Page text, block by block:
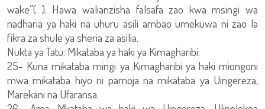
wake”( ). Hawa walianzisha falsafa zao kwa msingi wa
nadharia ya haki na uhuru asili ambao umekuwa ni zao la
fikra za shule ya sheria za asilia.
Nukta ya Tatu: Mikataba ya haki ya Kimagharibi:
25- Kuna mikataba mingi ya Kimagharibi ya haki miongoni
mwa mikataba hiyo ni pamoja na mikataba ya Uingereza,
Marekani na Ufaransa.